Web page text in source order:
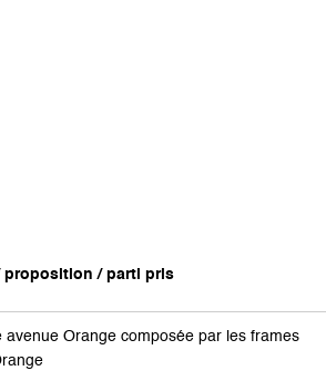
proposition / parti pris
avenue Orange composée par les frames